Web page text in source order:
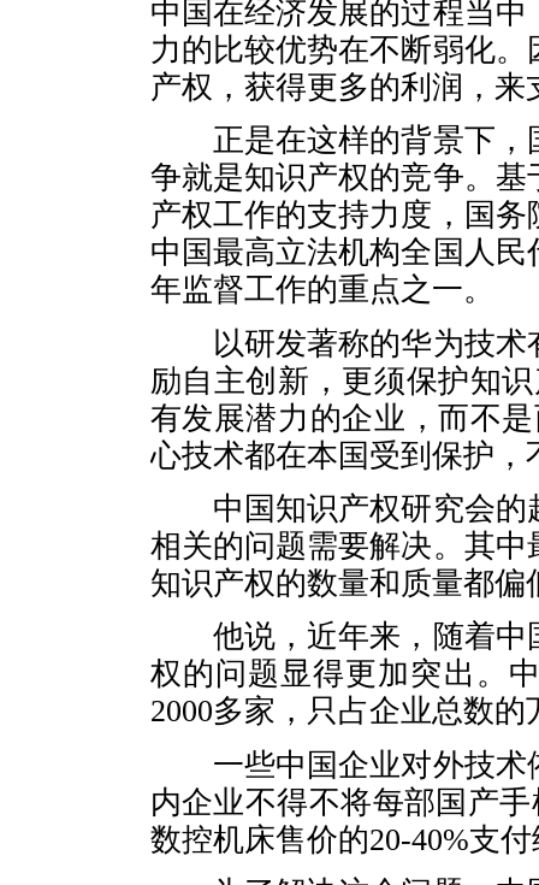
中国在经济发展的过程当
力的比较优势在不断弱化
产权，获得更多的利润，
正是在这样的背景下，
争就是知识产权的竞争。
产权工作的支持力度，国
中国最高立法机构全国人
年监督工作的重点之一。
以研发著称的华为技术
励自主创新，更须保护知
有发展潜力的企业，而不
心技术都在本国受到保护，
中国知识产权研究会的
相关的问题需要解决。其
知识产权的数量和质量都偏
他说，近年来，随着中
权的问题显得更加突出。
2000多家，只占企业总数的
一些中国企业对外技术
内企业不得不将每部国产
数控机床售价的20-40%支